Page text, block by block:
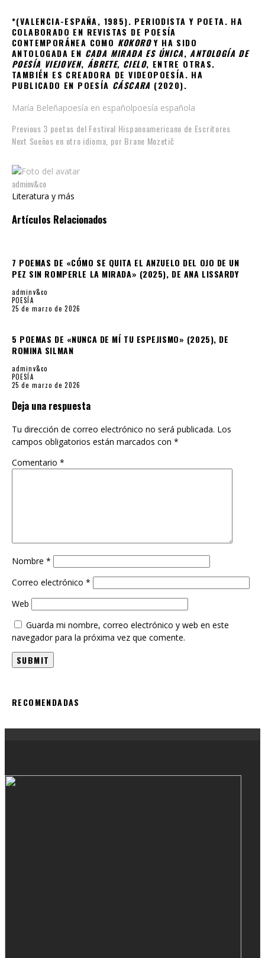
COLABORADO EN REVISTAS DE POESÍA
CONTEMPORÁNEA COMOKOKOROY HA SIDO
ANTOLOGADA EN CADA MIRADA ES ÚNICA,ANTOLOGÍA DE
POESÍA VIEJOVEN,ÁBRETE, CIELO, ENTRE OTRAS.
TAMBIÉN ES CREADORA DE VIDEOPOESÍA. HA
PUBLICADO EN POESÍACÁSCARA(2020).
poesía en español poesía española
Previous3 poetas del Festival Hispanoamericano de Escritores
NextSueños en otro idioma, por Brane Mozetič
adminv&co
Literatura y más
Artículos Relacionados
PEZ SIN ROMPERLE LA MIRADA» (2025), DE ANA LISSARDY
adminv&co
25 de marzo de 2026
ROMINA SILMAN
adminv&co
25 de marzo de 2026
Deja una respuesta
Tu dirección de correo electrónico no será publicada.
campos obligatorios están marcados con *
Comentario*
Nombre*
Correo electrónico*
Web
Guarda mi nombre, correo electrónico y web en este
navegador para la próxima vez que comente.